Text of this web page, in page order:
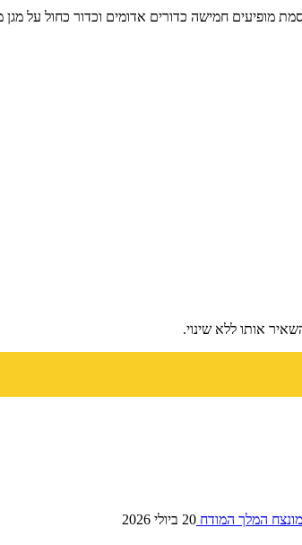
מופיעים חמישה כדורים אדומים וכדור כחול על
אותו ללא שינוי.
מונצח המלך המודח 20 ביולי 2026